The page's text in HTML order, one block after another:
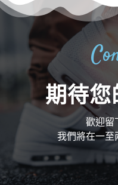
期待您
歡迎留
我們將在一至